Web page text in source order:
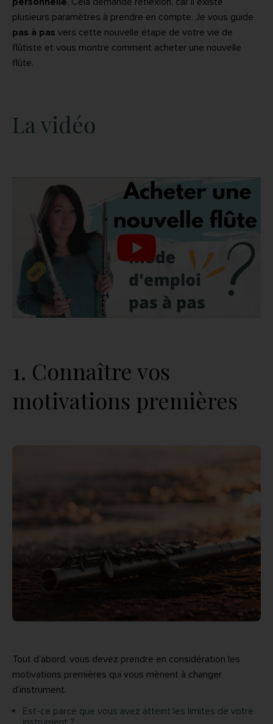
plusieurs paramètres à prendre en compte. Je vous guide
pas à pas vers cette nouvelle étape de votre vie de
flûtiste et vous montre comment acheter une nouvelle
flûte.
La vidéo
1. Connaître vos
motivations premières
Tout d’abord, vous devez prendre en considération les
motivations premières qui vous mènent à changer
d’instrument.
Est-ce parce que vous avez atteint les limites de votre